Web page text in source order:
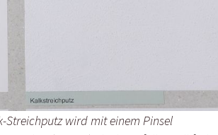
wird mit einem Pinsel